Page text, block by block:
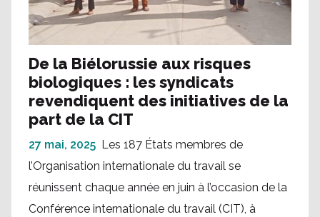
De la Biélorussie aux risques
biologiques : les syndicats
revendiquent des initiatives de la
part de la CIT
27 mai, 2025 Les 187 États membres de
l’Organisation internationale du travail se
réunissent chaque année en juin à l’occasion de la
Conférence internationale du travail (CIT), à